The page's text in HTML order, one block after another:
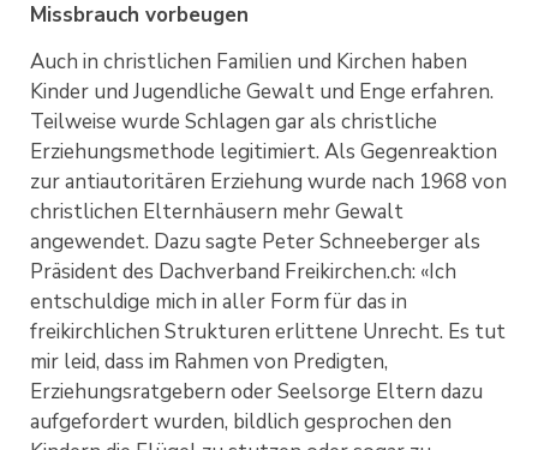
Missbrauch vorbeugen
Auch in christlichen Familien und Kirchen haben
Kinder und Jugendliche Gewalt und Enge erfahren.
Teilweise wurde Schlagen gar als christliche
Erziehungsmethode legitimiert. Als Gegenreaktion
zur antiautoritären Erziehung wurde nach 1968 von
christlichen Elternhäusern mehr Gewalt
angewendet. Dazu sagte Peter Schneeberger als
Präsident des Dachverband Freikirchen.ch: «Ich
entschuldige mich in aller Form für das in
freikirchlichen Strukturen erlittene Unrecht. Es tut
mir leid, dass im Rahmen von Predigten,
Erziehungsratgebern oder Seelsorge Eltern dazu
aufgefordert wurden, bildlich gesprochen den